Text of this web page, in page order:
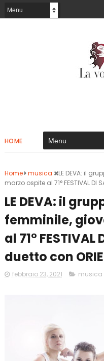
HOME
Home musica
LE DEVA: il
marzo ospite al 71° FESTIVAL DI
LE DEVA: il
femminile,
al 71° FESTIVAL
duetto con
febbraio 23, 2021 musica